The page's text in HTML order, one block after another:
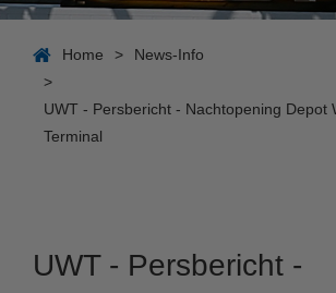
Home >
News-Info
>
UWT - Persbericht - Nachtopening Depot
Terminal
UWT - Persbericht -